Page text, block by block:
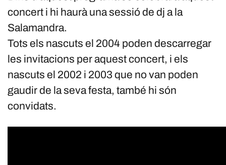
concert i hi haurà una sessió de dj a la
Salamandra.
Tots els nascuts el 2004 poden descarregar
les invitacions per aquest concert, i els
nascuts el 2002 i 2003 que no van poden
gaudir de la seva festa, també hi són
convidats.